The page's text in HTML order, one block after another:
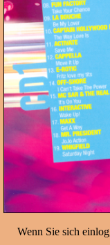
Wenn Sie sich